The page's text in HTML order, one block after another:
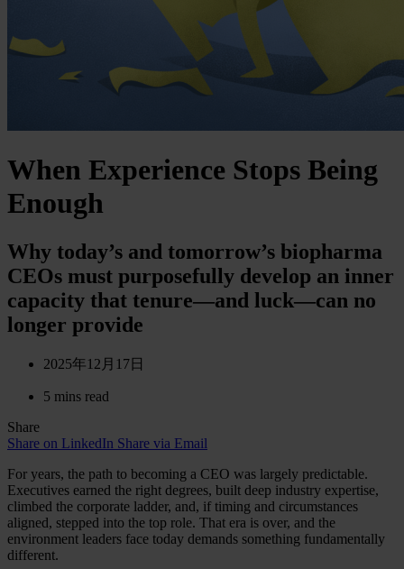
When Experience Stops Being
Enough
Why today’s and tomorrow’s biopharma
CEOs must purposefully develop an inner
capacity that tenure—and luck—can no
longer provide
2025年12月17日
5 mins read
Share
Share on LinkedIn Share via Email
For years, the path to becoming a CEO was largely predictable.
Executives earned the right degrees, built deep industry expertise,
climbed the corporate ladder, and, if timing and circumstances
aligned, stepped into the top role. That era is over, and the
environment leaders face today demands something fundamentally
different.